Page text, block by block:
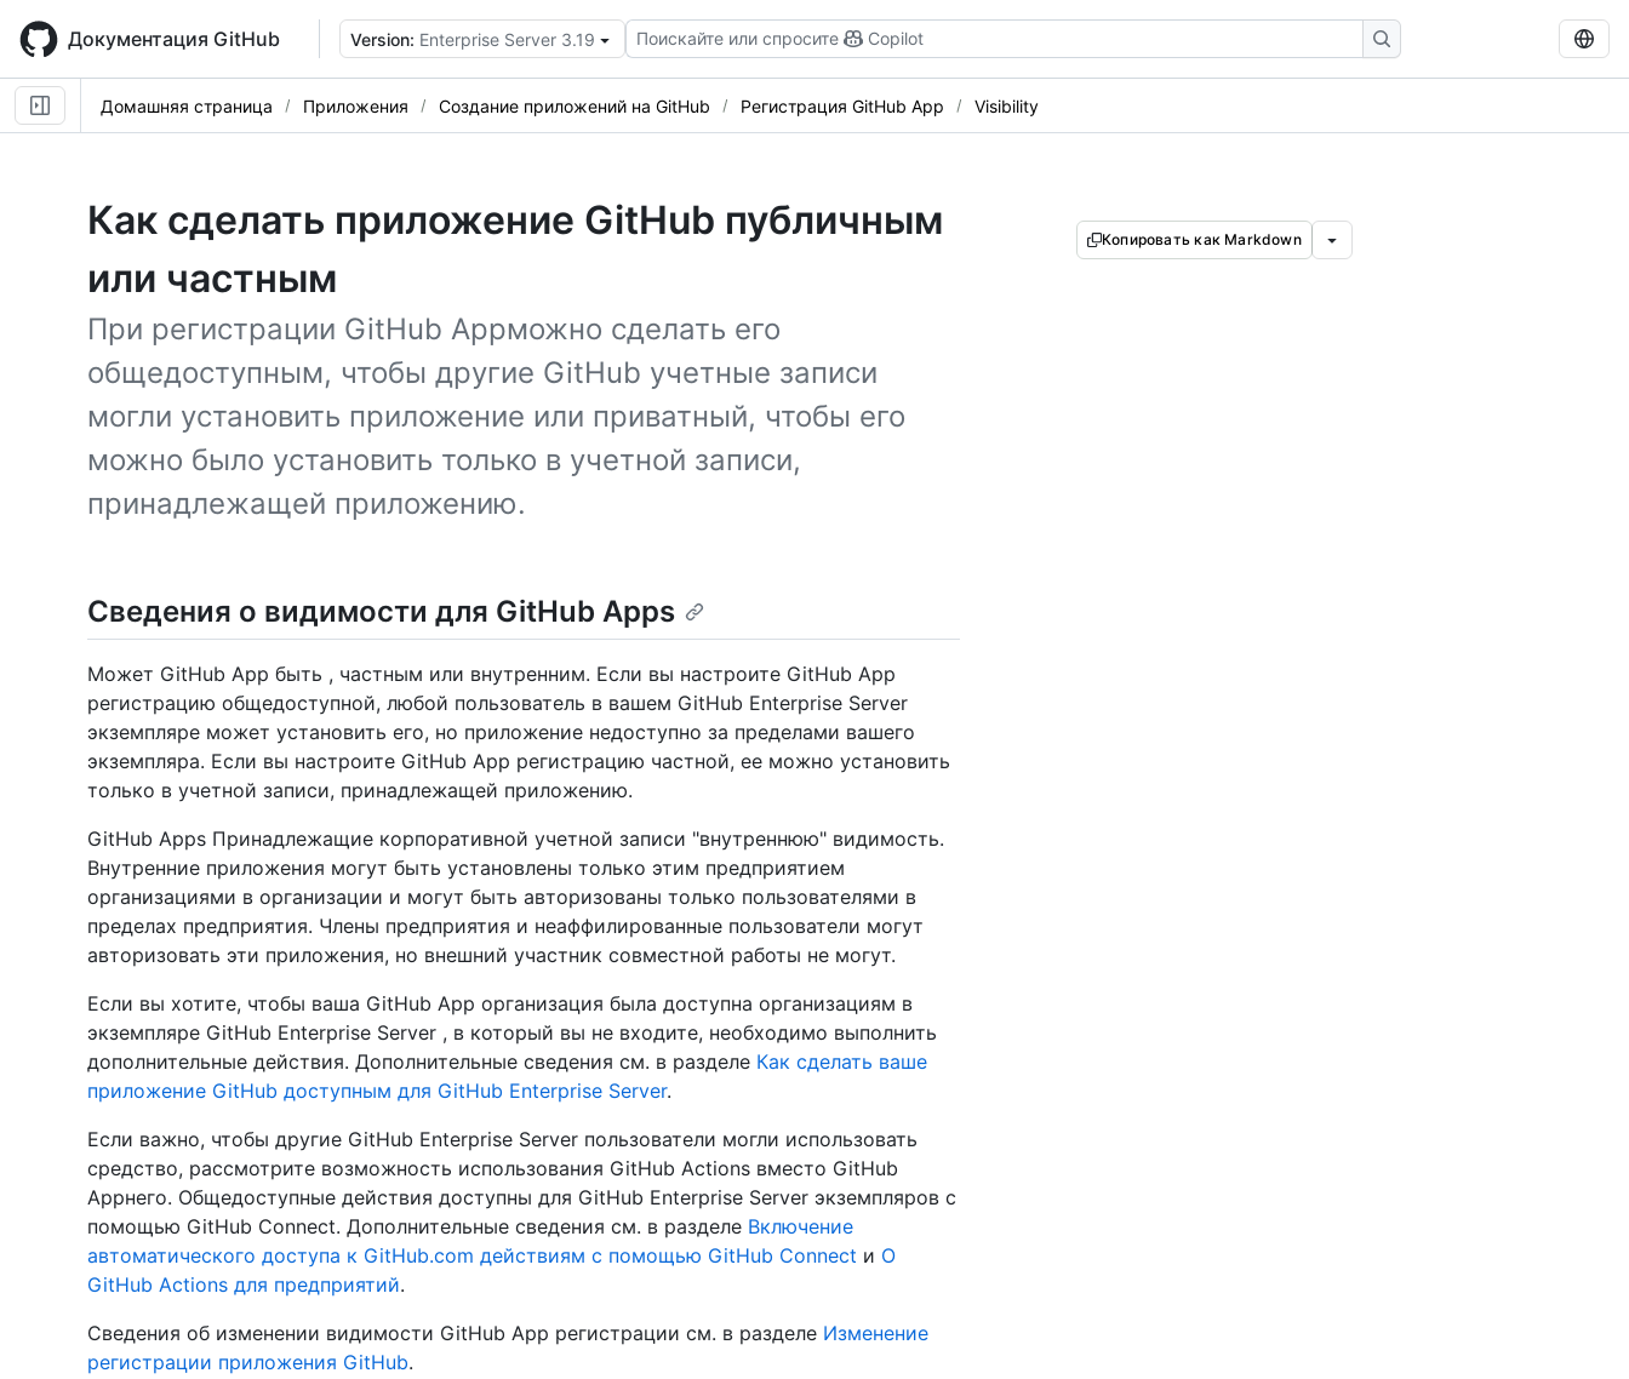
main
content
Документация GitHub Version: Enterprise Server 3.19 Поискайте или спросите Copilot
Домашняя страница Приложения Создание приложений на GitHub Регистрация GitHub App Visibility
Как сделать приложение GitHub публичным
или частным
При регистрации GitHub Appможно сделать его
общедоступным, чтобы другие GitHub учетные записи
могли установить приложение или приватный, чтобы его
можно было установить только в учетной записи,
принадлежащей приложению.
Копировать как Markdown
Сведения о видимости для GitHub Apps
Может GitHub App быть , частным или внутренним. Если вы настроите GitHub App
регистрацию общедоступной, любой пользователь в вашем GitHub Enterprise Server
экземпляре может установить его, но приложение недоступно за пределами вашего
экземпляра. Если вы настроите GitHub App регистрацию частной, ее можно установить
только в учетной записи, принадлежащей приложению.
GitHub Apps Принадлежащие корпоративной учетной записи "внутреннюю" видимость.
Внутренние приложения могут быть установлены только этим предприятием
организациями в организации и могут быть авторизованы только пользователями в
пределах предприятия. Члены предприятия и неаффилированные пользователи могут
авторизовать эти приложения, но внешний участник совместной работы не могут.
Если вы хотите, чтобы ваша GitHub App организация была доступна организациям в
экземпляре GitHub Enterprise Server , в который вы не входите, необходимо выполнить
дополнительные действия. Дополнительные сведения см. в разделе Как сделать ваше
приложение GitHub доступным для GitHub Enterprise Server.
Если важно, чтобы другие GitHub Enterprise Server пользователи могли использовать
средство, рассмотрите возможность использования GitHub Actions вместо GitHub
Appнего. Общедоступные действия доступны для GitHub Enterprise Server экземпляров с
помощью GitHub Connect. Дополнительные сведения см. в разделе Включение
автоматического доступа к GitHub.com действиям с помощью GitHub Connect и О
GitHub Actions для предприятий.
Сведения об изменении видимости GitHub App регистрации см. в разделе Изменение
регистрации приложения GitHub.